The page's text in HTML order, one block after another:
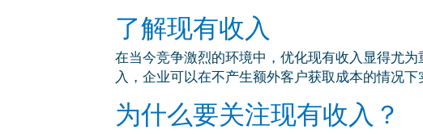
了解现有收入
在当今竞争激烈的环境中，优化现有收入显得尤
入，企业可以在不产生额外客户获取成本的情况下
为什么要关注现有收入？